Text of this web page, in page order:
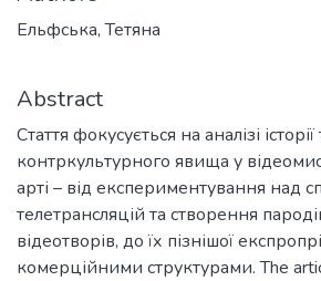
Ельфська, Тетяна
Abstract
Стаття фокусується на аналізі
контркультурного явища у
арті – від експериментування над
телетрансляцій та створення
відеотворів, до їх пізнішої
комерційними структурами. The